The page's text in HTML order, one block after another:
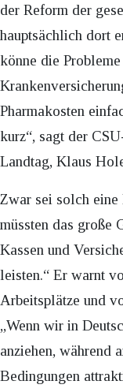
der Reform der
hauptsächlich dort
könne die
Pharmakosten
kurz“, sagt der
Landtag, Klaus
Zwar sei solch eine
müssten das große
Kassen und
leisten.“ Er warnt
Arbeitsplätze und
„Wenn wir in
anziehen, während
Bedingungen